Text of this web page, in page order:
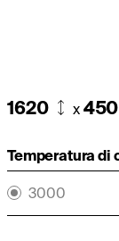
1620 x 450
Temperatura di
3000